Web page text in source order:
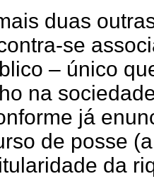
duas
se
– único
na
já
de posse
da